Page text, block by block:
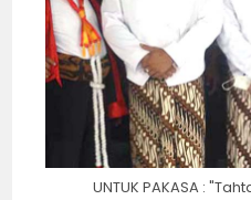
UNTUK PAKASA :